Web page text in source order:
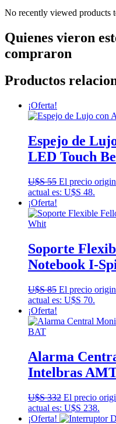
No recently viewed products
Quienes vieron
compraron
Productos
¡Oferta!
Espejo de
LED Touch
U$S55 El precio
actual es: U$S 48.
¡Oferta!
Soporte
Notebook I-
U$S85 El precio
actual es: U$S 70.
¡Oferta!
Alarma
Intelbras
U$S332 El precio
actual es: U$S 238.
¡Oferta!